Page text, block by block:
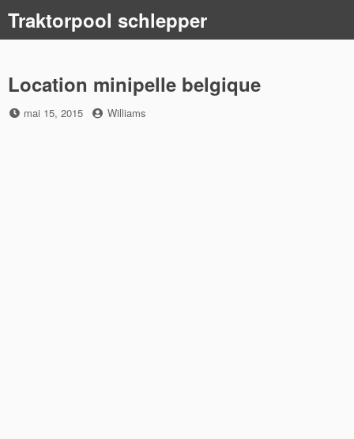
content
Traktorpool schlepper
Location minipelle belgique
Posted
mai 15, 2015 by
Williams